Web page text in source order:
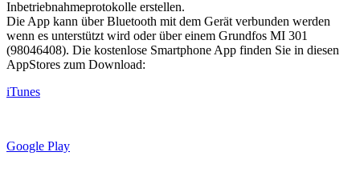
Inbetriebnahmeprotokolle erstellen.
Die App kann über Bluetooth mit dem Gerät verbunden werden
wenn es unterstützt wird oder über einem Grundfos MI 301
(98046408). Die kostenlose Smartphone App finden Sie in diesen
AppStores zum Download:
iTunes
Google Play